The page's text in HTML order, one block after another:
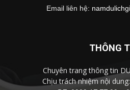
Email liên hệ:
THÔNG
Chuyên trang thông tin
Chịu trách nhiệm nội